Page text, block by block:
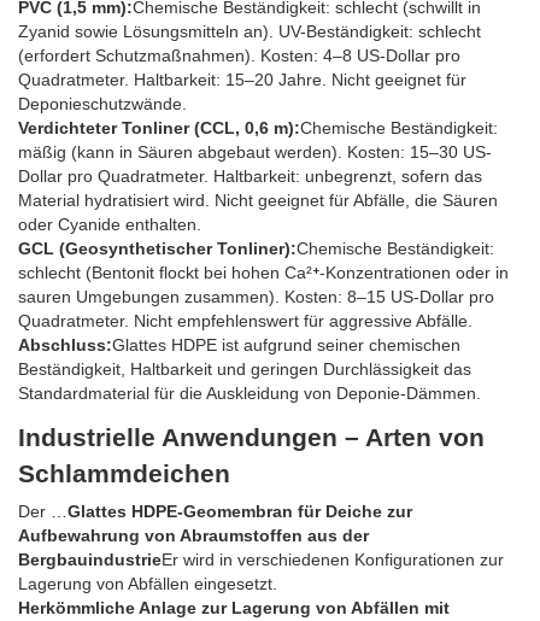
PVC (1,5 mm):Chemische Beständigkeit: schlecht (schwillt in
Zyanid sowie Lösungsmitteln an). UV-Beständigkeit: schlecht
(erfordert Schutzmaßnahmen). Kosten: 4–8 US-Dollar pro
Quadratmeter. Haltbarkeit: 15–20 Jahre. Nicht geeignet für
Deponieschutzwände.
Verdichteter Tonliner (CCL, 0,6 m):Chemische Beständigkeit:
mäßig (kann in Säuren abgebaut werden). Kosten: 15–30 US-
Dollar pro Quadratmeter. Haltbarkeit: unbegrenzt, sofern das
Material hydratisiert wird. Nicht geeignet für Abfälle, die Säuren
oder Cyanide enthalten.
GCL (Geosynthetischer Tonliner):Chemische Beständigkeit:
schlecht (Bentonit flockt bei hohen Ca²⁺-Konzentrationen oder in
sauren Umgebungen zusammen). Kosten: 8–15 US-Dollar pro
Quadratmeter. Nicht empfehlenswert für aggressive Abfälle.
Abschluss:Glattes HDPE ist aufgrund seiner chemischen
Beständigkeit, Haltbarkeit und geringen Durchlässigkeit das
Standardmaterial für die Auskleidung von Deponie-Dämmen.
Industrielle Anwendungen – Arten von
Schlammdeichen
Der … Glattes HDPE-Geomembran für Deiche zur
Aufbewahrung von Abraumstoffen aus der
BergbauindustrieEr wird in verschiedenen Konfigurationen zur
Lagerung von Abfällen eingesetzt.
Herkömmliche Anlage zur Lagerung von Abfällen mit